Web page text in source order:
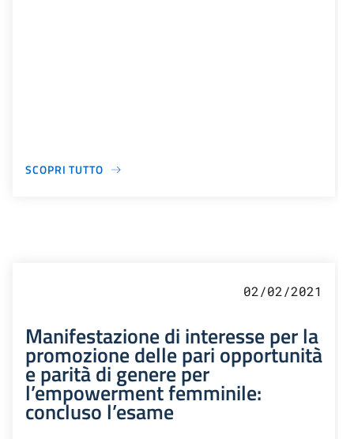
SCOPRI TUTTO
02/02/2021
Manifestazione di interesse per la
promozione delle pari opportunità
e parità di genere per
l’empowerment femminile:
concluso l’esame